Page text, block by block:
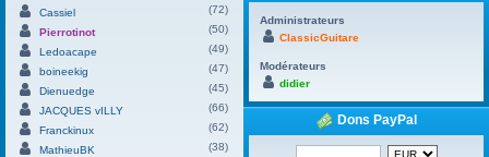
Cassiel
(72)
Pierrotinot
(50)
Ledoacape
(49)
boineekig
(47)
Dienuedge
(45)
JACQUES vILLY
(66)
Franckinux
(62)
MathieuBK
(38)
Administrateurs
ClassicGuitare
Modérateurs
didier
Dons PayPal